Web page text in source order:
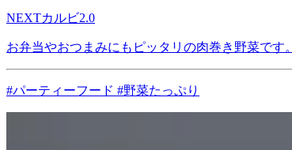
NEXTカルビ2.0
お弁当やおつまみにもピッタリの肉巻き野菜です。
#パーティーフード #野菜たっぷり